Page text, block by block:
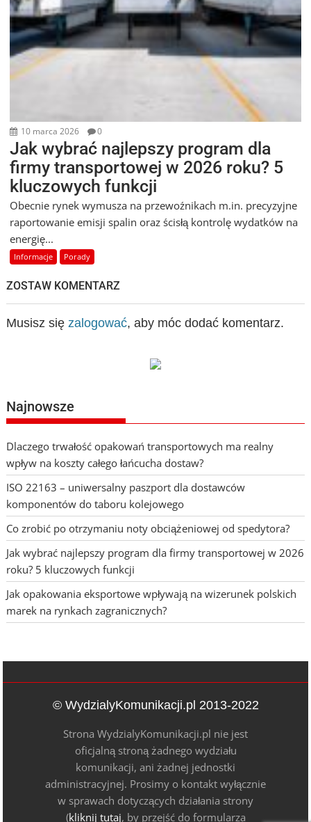
10 marca 2026 0
Jak wybrać najlepszy program dla
firmy transportowej w 2026 roku? 5
kluczowych funkcji
Obecnie rynek wymusza na przewoźnikach m.in. precyzyjne
raportowanie emisji spalin oraz ścisłą kontrolę wydatków na
energię...
Informacje Porady
ZOSTAW KOMENTARZ
Musisz sięzalogować, aby móc dodać komentarz.
Najnowsze
Dlaczego trwałość opakowań transportowych ma realny
wpływ na koszty całego łańcucha dostaw?
ISO 22163 – uniwersalny paszport dla dostawców
komponentów do taboru kolejowego
Co zrobić po otrzymaniu noty obciążeniowej od spedytora?
Jak wybrać najlepszy program dla firmy transportowej w 2026
roku? 5 kluczowych funkcji
Jak opakowania eksportowe wpływają na wizerunek polskich
marek na rynkach zagranicznych?
© WydzialyKomunikacji.pl 2013-2022
Strona WydzialyKomunikacji.pl nie jest
oficjalną stroną żadnego wydziału
komunikacji, ani żadnej jednostki
administracyjnej. Prosimy o kontakt wyłącznie
w sprawach dotyczących działania strony
(kliknij tutaj, by przejść do formularza